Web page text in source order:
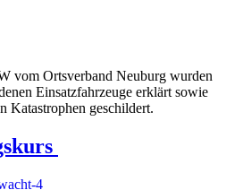
vom Ortsverband Neuburg wurden
Einsatzfahrzeuge erklärt sowie
Katastrophen geschildert.